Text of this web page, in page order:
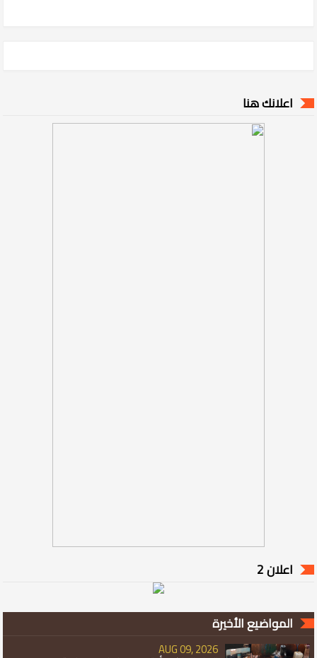
اعلانك هنا
اعلان 2
المواضيع الأخيرة
AUG 09, 2026